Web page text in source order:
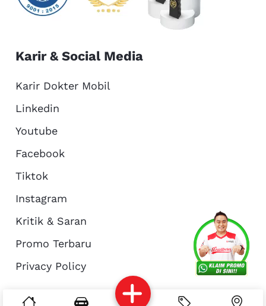
About Us
Reservasi Article
Karir & Social Media
Karir Dokter Mobil
Linkedin
Youtube
Facebook
Tiktok
Instagram
Kritik & Saran
Promo Terbaru
Privacy Policy